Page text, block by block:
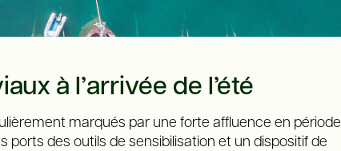
à l’arrivée de l’été
marqués par une forte affluence en période
ports des outils de sensibilisation et un dispositif de